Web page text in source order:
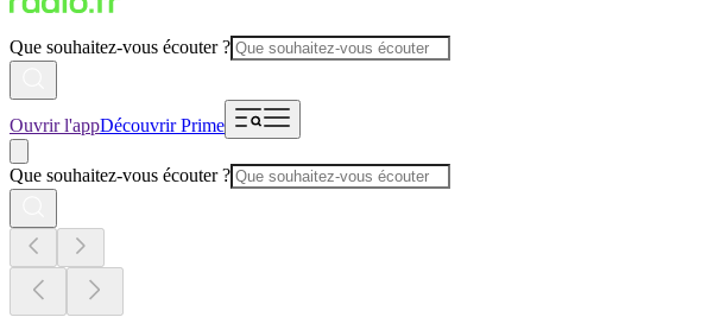
Que souhaitez-vous écouter ?
Ouvrir l'appDécouvrir Prime
Que souhaitez-vous écouter ?